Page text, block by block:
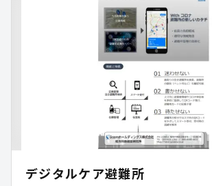
デジタルケア避難所